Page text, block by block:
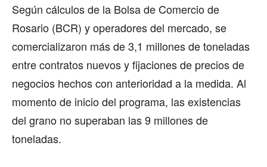
Según cálculos de la Bolsa de Comercio de
Rosario (BCR) y operadores del mercado, se
comercializaron más de 3,1 millones de toneladas
entre contratos nuevos y fijaciones de precios de
negocios hechos con anterioridad a la medida. Al
momento de inicio del programa, las existencias
del grano no superaban las 9 millones de
toneladas.